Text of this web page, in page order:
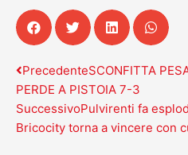
Precedente
PrecedenteSCONFITTA
PERDE A PISTOIA 7-3
SuccessivoPulvirenti fa
Bricocity torna a vincere con